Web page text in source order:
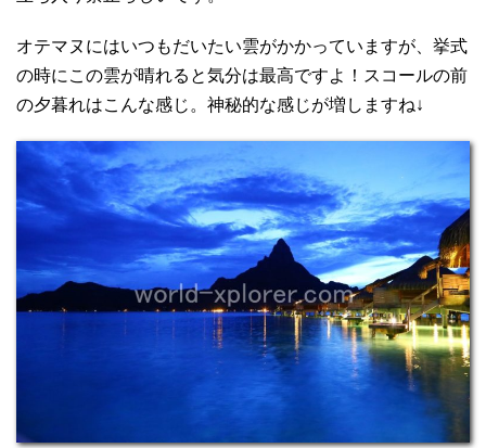
オテマヌにはいつもだいたい雲がかかっていますが、挙式
の時にこの雲が晴れると気分は最高ですよ！スコールの前
の夕暮れはこんな感じ。神秘的な感じが増しますね↓